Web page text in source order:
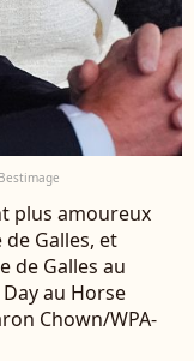
plus amoureux
Galles, et
de Galles au
au Horse
Chown/WPA-